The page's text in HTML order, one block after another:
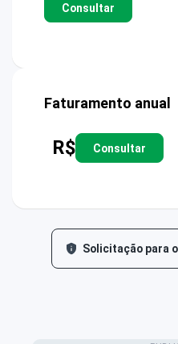
Consultar
Faturamento anual
R$ Consultar
Solicitação para